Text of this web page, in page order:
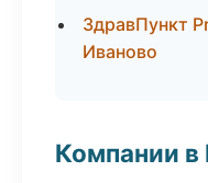
ЗдравПункт
Иваново
Компании в